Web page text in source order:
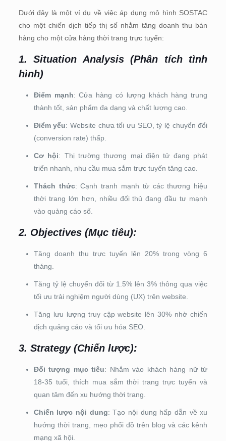
Dưới đây là một ví dụ về việc áp dụng mô hình SOSTAC
cho một chiến dịch tiếp thị số nhằm tăng doanh thu bán
hàng cho một cửa hàng thời trang trực tuyến:
1.Situation Analysis (Phân tích tình
hình)
Điểm mạnh: Cửa hàng có lượng khách hàng trung
thành tốt, sản phẩm đa dạng và chất lượng cao.
Điểm yếu: Website chưa tối ưu SEO, tỷ lệ chuyển đổi
(conversion rate) thấp.
Cơ hội: Thị trường thương mại điện tử đang phát
triển nhanh, nhu cầu mua sắm trực tuyến tăng cao.
Thách thức: Cạnh tranh mạnh từ các thương hiệu
thời trang lớn hơn, nhiều đối thủ đang đầu tư mạnh
vào quảng cáo số.
2. Objectives (Mục tiêu):
Tăng doanh thu trực tuyến lên 20% trong vòng 6
tháng.
Tăng tỷ lệ chuyển đổi từ 1.5% lên 3% thông qua việc
tối ưu trải nghiệm người dùng (UX) trên website.
Tăng lưu lượng truy cập website lên 30% nhờ chiến
dịch quảng cáo và tối ưu hóa SEO.
3. Strategy (Chiến lược):
Đối tượng mục tiêu: Nhắm vào khách hàng nữ từ
18-35 tuổi, thích mua sắm thời trang trực tuyến và
quan tâm đến xu hướng thời trang.
Chiến lược nội dung: Tạo nội dung hấp dẫn về xu
hướng thời trang, mẹo phối đồ trên blog và các kênh
mạng xã hội.